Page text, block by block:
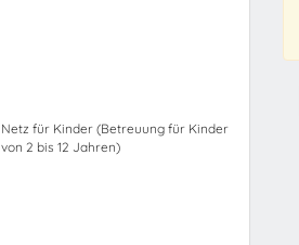
Netz für Kinder (Betreuung für Kinder
von 2 bis 12 Jahren)